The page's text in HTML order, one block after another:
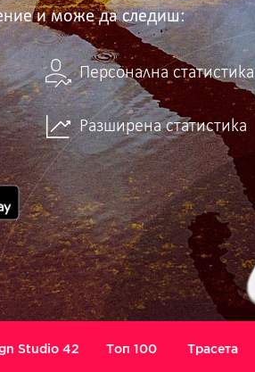
и може да следиш:
Персонална статистика
Разширена статистика
Studio 42 Топ 100 Трасета